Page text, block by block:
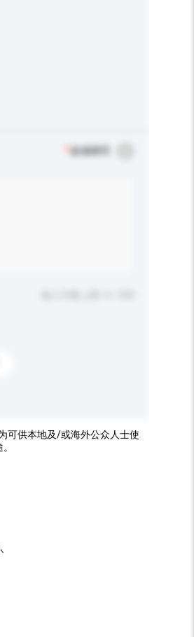
必须填写
可供本地及/或海外公众人士使